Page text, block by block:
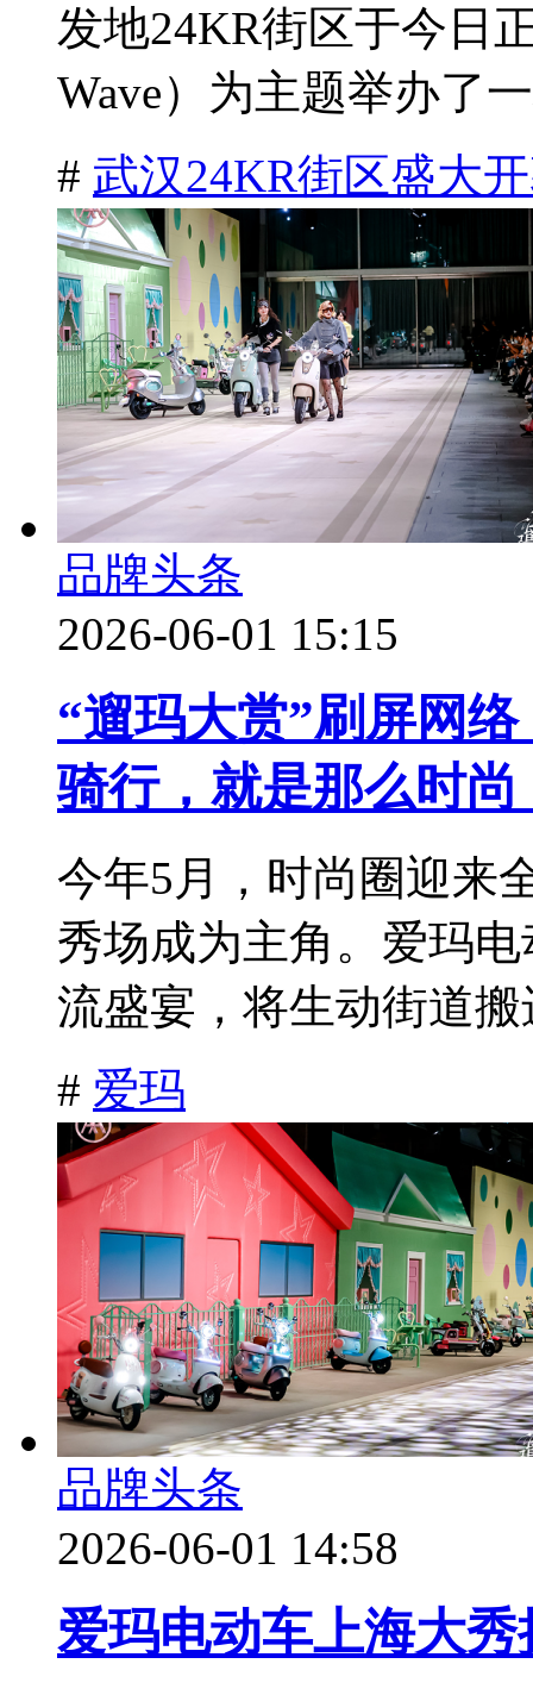
发地24KR街区于今日
Wave）为主题举办了
# 武汉24KR街区盛大
品牌头条
2026-06-01 15:15
“遛玛大赏”刷屏网
骑行，就是那么时尚
今年5月，时尚圈迎来
秀场成为主角。爱玛
流盛宴，将生动街道搬
# 爱玛
品牌头条
2026-06-01 14:58
爱玛电动车上海大